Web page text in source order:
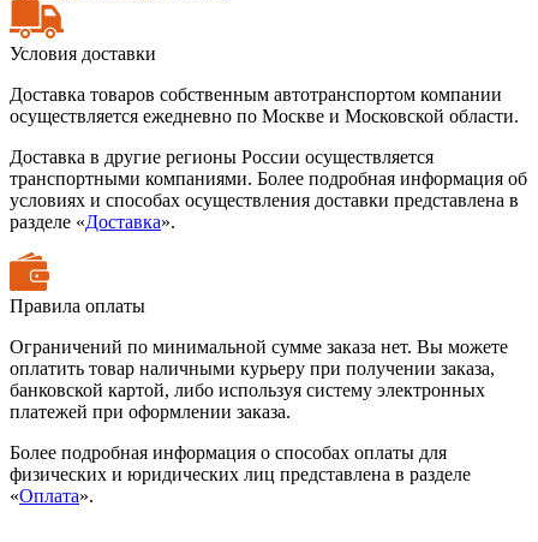
Условия доставки
Доставка товаров собственным автотранспортом компании
осуществляется ежедневно по Москве и Московской области.
Доставка в другие регионы России осуществляется
транспортными компаниями. Более подробная информация об
условиях и способах осуществления доставки представлена в
разделе «Доставка».
Правила оплаты
Ограничений по минимальной сумме заказа нет. Вы можете
оплатить товар наличными курьеру при получении заказа,
банковской картой, либо используя систему электронных
платежей при оформлении заказа.
Более подробная информация о способах оплаты для
физических и юридических лиц представлена в разделе
«Оплата».